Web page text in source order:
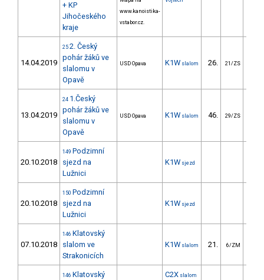
+ KP
Jihočeského
kraje
www.kanoistika-
vstabor.cz.
14.04.2019
25 2. Český
pohár žáků ve
slalomu v
Opavě
USD Opava K1W slalom 26. 21/ZS
13.04.2019
24 1.Český
pohár žáků ve
slalomu v
Opavě
USD Opava K1W slalom 46. 29/ZS
20.10.2018
149 Podzimní
sjezd na
Lužnici
K1W sjezd
20.10.2018
150 Podzimní
sjezd na
Lužnici
K1W sjezd
07.10.2018
146 Klatovský
slalom ve
Strakonicích
K1W slalom 21. 6/ZM
146 Klatovský
C2X slalom